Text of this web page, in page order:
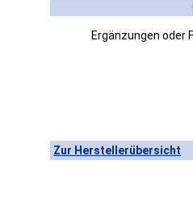
Ergänzungen oder
Zur Herstellerübersicht